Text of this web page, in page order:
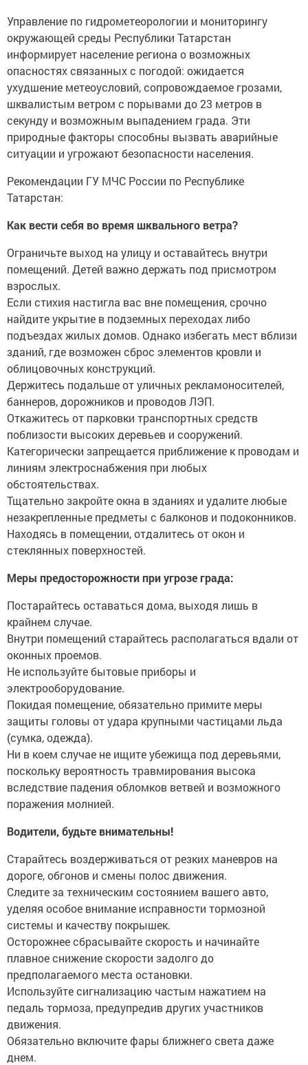
Управление по гидрометеорологии и мониторингу
окружающей среды Республики Татарстан
информирует население региона о возможных
опасностях связанных с погодой: ожидается
ухудшение метеоусловий, сопровождаемое грозами,
шквалистым ветром с порывами до 23 метров в
секунду и возможным выпадением града. Эти
природные факторы способны вызвать аварийные
ситуации и угрожают безопасности населения.
Рекомендации ГУ МЧС России по Республике
Татарстан:
Как вести себя во время шквального ветра?
Ограничьте выход на улицу и оставайтесь внутри
помещений. Детей важно держать под присмотром
взрослых.
Если стихия настигла вас вне помещения, срочно
найдите укрытие в подземных переходах либо
подъездах жилых домов. Однако избегать мест вблизи
зданий, где возможен сброс элементов кровли и
облицовочных конструкций.
Держитесь подальше от уличных рекламоносителей,
баннеров, дорожников и проводов ЛЭП.
Откажитесь от парковки транспортных средств
поблизости высоких деревьев и сооружений.
Категорически запрещается приближение к проводам и
линиям электроснабжения при любых
обстоятельствах.
Тщательно закройте окна в зданиях и удалите любые
незакрепленные предметы с балконов и подоконников.
Находясь в помещении, отдалитесь от окон и
стеклянных поверхностей.
Меры предосторожности при угрозе града:
Постарайтесь оставаться дома, выходя лишь в
крайнем случае.
Внутри помещений старайтесь располагаться вдали от
оконных проемов.
Не используйте бытовые приборы и
электрооборудование.
Покидая помещение, обязательно примите меры
защиты головы от удара крупными частицами льда
(сумка, одежда).
Ни в коем случае не ищите убежища под деревьями,
поскольку вероятность травмирования высока
вследствие падения обломков ветвей и возможного
поражения молнией.
Водители, будьте внимательны!
Старайтесь воздерживаться от резких маневров на
дороге, обгонов и смены полос движения.
Следите за техническим состоянием вашего авто,
уделяя особое внимание исправности тормозной
системы и качеству покрышек.
Осторожнее сбрасывайте скорость и начинайте
плавное снижение скорости задолго до
предполагаемого места остановки.
Используйте сигнализацию частым нажатием на
педаль тормоза, предупредив других участников
движения.
Обязательно включите фары ближнего света даже
днем.